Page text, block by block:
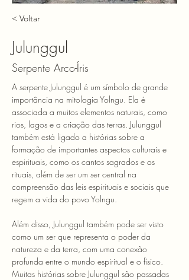
< Voltar
Julunggul
Serpente Arco-Íris
A serpente Julunggul é um símbolo de grande
importância na mitologia Yolngu. Ela é
associada a muitos elementos naturais, como
rios, lagos e a criação das terras. Julunggul
também está ligado a histórias sobre a
formação de importantes aspectos culturais e
espirituais, como os cantos sagrados e os
rituais, além de ser um ser central na
compreensão das leis espirituais e sociais que
regem a vida do povo Yolngu.
Além disso, Julunggul também pode ser visto
como um ser que representa o poder da
natureza e da terra, com uma conexão
profunda entre o mundo espiritual e o físico.
Muitas histórias sobre Julunggul são passadas